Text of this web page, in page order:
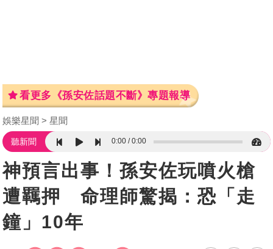
看更多《孫安佐話題不斷》專題報導
娛樂星聞 星聞
聽新聞 0:00 0:00
神預言出事！孫安佐玩噴火槍
遭羈押 命理師驚揭：恐「走
鐘」10年